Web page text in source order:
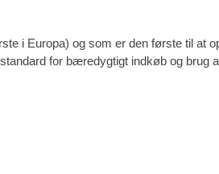
i Europa) og som er den første til
for bæredygtigt indkøb og